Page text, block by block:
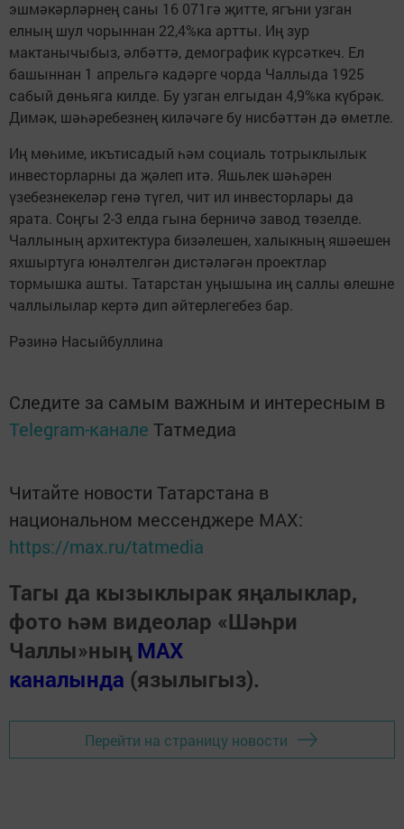
эшмәкәрләрнең саны 16 071гә җитте, ягъни узган
елның шул чорыннан 22,4%ка артты. Иң зур
мактанычыбыз, әлбәттә, демографик күрсәткеч. Ел
башыннан 1 апрельгә кадәрге чорда Чаллыда 1925
сабый дөньяга килде. Бу узган елгыдан 4,9%ка күбрәк.
Димәк, шәһәребезнең киләчәге бу нисбәттән дә өметле.
Иң мөһиме, икътисадый һәм социаль тотрыклылык
инвесторларны да җәлеп итә. Яшьлек шәһәрен
үзебезнекеләр генә түгел, чит ил инвесторлары да
ярата. Соңгы 2-3 елда гына берничә завод төзелде.
Чаллының архитектура бизәлешен, халыкның яшәешен
яхшыртуга юнәлтелгән дистәләгән проектлар
тормышка ашты. Татарстан уңышына иң саллы өлешне
чаллылылар кертә дип әйтерлегебез бар.
Рәзинә Насыйбуллина
Следите за самым важным и интересным в
Telegram-канале Татмедиа
Читайте новости Татарстана в
национальном мессенджере MАХ:
https://max.ru/tatmedia
Тагы да кызыклырак яңалыклар,
фото һәм видеолар «Шәһри
Чаллы»ның MAX
каналында (язылыгыз).
Перейти на страницу новости